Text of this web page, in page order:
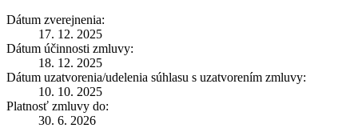
Dátum zverejnenia:
17. 12. 2025
Dátum účinnosti zmluvy:
18. 12. 2025
Dátum uzatvorenia/udelenia súhlasu s uzatvorením zmluvy:
10. 10. 2025
Platnosť zmluvy do:
30. 6. 2026